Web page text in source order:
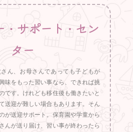
・サポート・セン
ター
ん、お母さんであっても子どもが
味をもった習い事なら、できれば挑
です。けれども移住後も働きたいと
送迎が難しい場合もあります。そん
が送迎サポート。保育園や学童から
んが送り届け、習い事が終わったら